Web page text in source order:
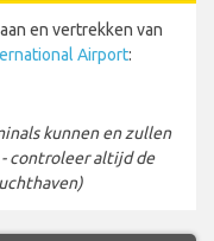
en vertrekken van
Airport:
kunnen en zullen
controleer altijd de